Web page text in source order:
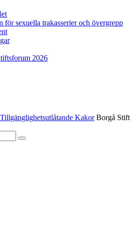
för sexuella trakasserier och övergrepp
2026
Kakor Borgå Stift